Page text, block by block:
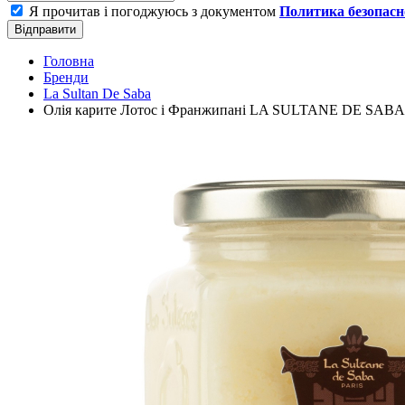
Я прочитав і погоджуюсь з документом Политика
Відправити
Головна
Бренди
La Sultan De Saba
Олія карите Лотос і Франжипані LA SULTANE DE SABA